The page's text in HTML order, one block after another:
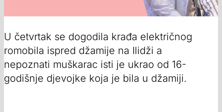
U četvrtak se dogodila krađa električnog
romobila ispred džamije na Ilidži a
nepoznati muškarac isti je ukrao od 16-
godišnje djevojke koja je bila u džamiji.